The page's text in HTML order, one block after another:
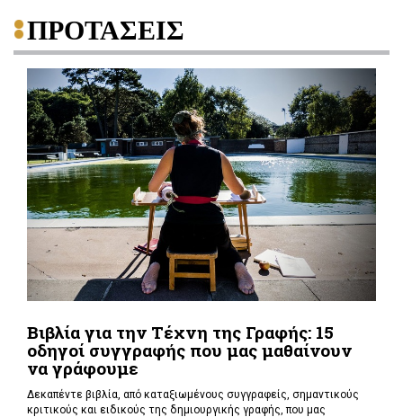
ΠΡΟΤΑΣΕΙΣ
Βιβλία για την Τέχνη της Γραφής: 15
οδηγοί συγγραφής που μας μαθαίνουν
να γράφουμε
Δεκαπέντε βιβλία, από καταξιωμένους συγγραφείς, σημαντικούς
κριτικούς και ειδικούς της δημιουργικής γραφής, που μας